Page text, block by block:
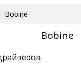
Bobine
Bobine